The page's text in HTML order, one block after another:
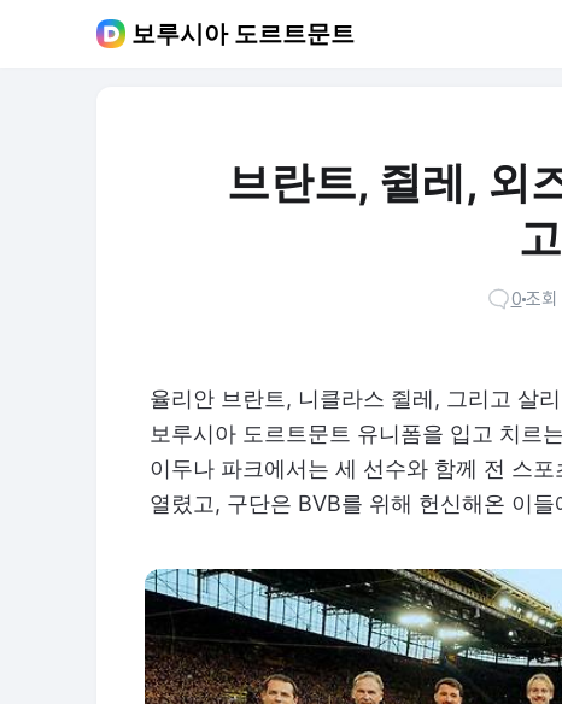
보루시아 도르트문트
브란트, 쥘레, 외
0조
율리안 브란트, 니클라스 쥘레, 그리고 살
보루시아 도르트문트 유니폼을 입고 치르
이두나 파크에서는 세 선수와 함께 전 스
열렸고, 구단은 BVB를 위해 헌신해온 이